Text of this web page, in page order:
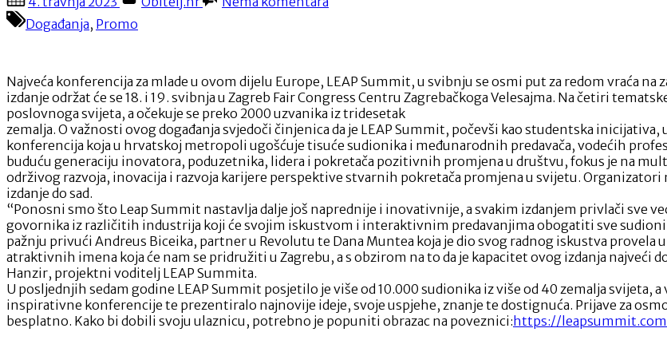
on
Osmo
stiže
u
Zagrebu
Događanja, Promo
Najveća konferencija za mlade u ovom dijelu Europe, LEAP Summit, u svibnju se osmi put za redom vraća
izdanje održat će se 18. i 19. svibnja u Zagreb Fair Congress Centru Zagrebačkoga Velesajma. Na četiri
poslovnoga svijeta, a očekuje se preko 2000 uzvanika iz tridesetak
zemalja. O važnosti ovog događanja svjedoči činjenica da je LEAP Summit, počevši kao studentska
konferencija koja u hrvatskoj metropoli ugošćuje tisuće sudionika i međunarodnih predavača, vodećih
buduću generaciju inovatora, poduzetnika, lidera i pokretača pozitivnih promjena u društvu, fokus je na
održivog razvoja, inovacija i razvoja karijere perspektive stvarnih pokretača promjena u svijetu.
izdanje do sad.
“Ponosni smo što Leap Summit nastavlja dalje još naprednije i inovativnije, a svakim izdanjem privlači sve
govornika iz različitih industrija koji će svojim iskustvom i interaktivnim predavanjima obogatiti sve
pažnju privući Andreus Biceika, partner u Revolutu te Dana Muntea koja je dio svog radnog iskustva provela
atraktivnih imena koja će nam se pridružiti u Zagrebu, a s obzirom na to da je kapacitet ovog izdanja najveći
Hanzir, projektni voditelj LEAP Summita.
U posljednjih sedam godine LEAP Summit posjetilo je više od 10.000 sudionika iz više od 40 zemalja svijeta,
inspirativne konferencije te prezentiralo najnovije ideje, svoje uspjehe, znanje te dostignuća. Prijave za
besplatno. Kako bi dobili svoju ulaznicu, potrebno je popuniti obrazac na poveznici:https://